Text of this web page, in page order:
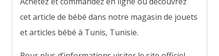
cet article de bébé dans notre magasin de jouets
et articles bébé à Tunis, Tunisie.